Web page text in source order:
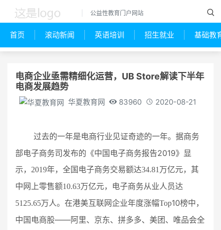
公益性教育门户网站
首页 滚动新闻 英语培训 招生就业 基础教
电商企业亟需精细化运营，UB Store解读下半年
电商发展趋势
华夏教育网 83960 2020-08-21
过去的一年是电商行业见证奇迹的一年。据商务
部电子商务司发布的《中国电子商务报告2019》显
示， 2019年，全国电子商务交易额达34.81 万亿元，其
中网上零售额10.63万亿元，电子商务从业人员达
5125.65万人。在港美互联网企业年度涨幅Top10榜中，
中国电商股——阿里、京东、拼多多、美团、唯品会全